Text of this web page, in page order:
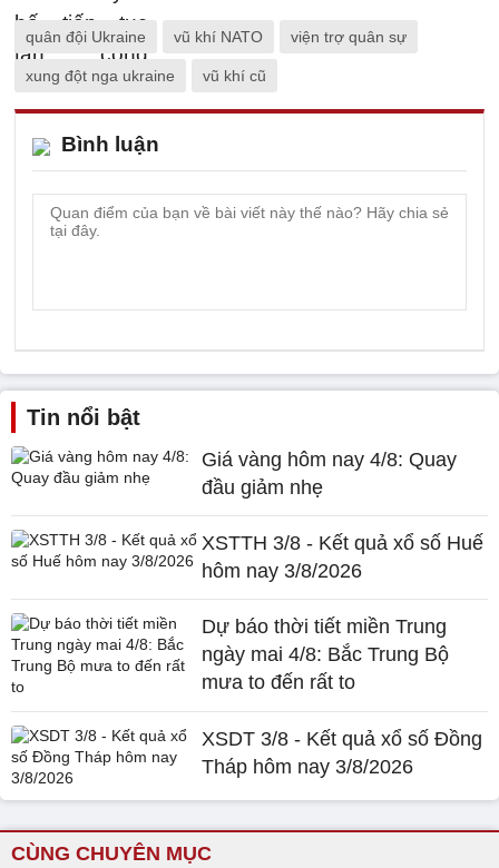
quân đội Ukraine vũ khí NATO viện trợ quân sự
xung đột nga ukraine vũ khí cũ
Bình luận
Tin nổi bật
Giá vàng hôm nay 4/8: Quay
đầu giảm nhẹ
XSTTH 3/8 - Kết quả xổ số Huế
hôm nay 3/8/2026
Dự báo thời tiết miền Trung
ngày mai 4/8: Bắc Trung Bộ
mưa to đến rất to
XSDT 3/8 - Kết quả xổ số Đồng
Tháp hôm nay 3/8/2026
CÙNG CHUYÊN MỤC